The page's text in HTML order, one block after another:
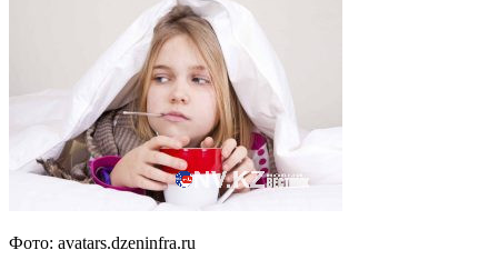
Фото: avatars.dzeninfra.ru